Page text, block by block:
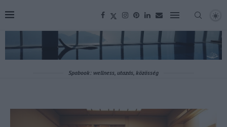
Spabook: wellness, utazás, közösség